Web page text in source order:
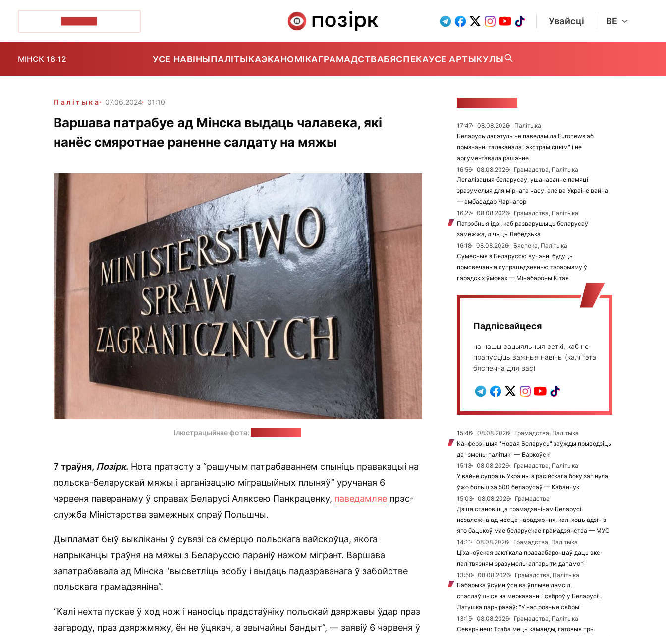
Увайсці BE
МІНСК 18:12 УСЕ НАВІНЫПАЛІТЫКАЭКАНОМІКАГРАМАДСТВАБЯСПЕКАУСЕ АРТЫКУЛЫ
Палітыка 07.06.2024 01:10
Варшава патрабуе ад Мінска выдаць чалавека, які
нанёс смяротнае раненне салдату на мяжы
Ілюстрацыйнае фота:
7 траўня, Позірк. Нота пратэсту з “рашучым патрабаваннем спыніць правакацыі на
польска-беларускай мяжы і арганізацыю міграцыйных плыняў” уручаная 6
чэрвеня паверанаму ў справах Беларусі Аляксею Панкраценку, паведамляе прэс-
служба Міністэрства замежных спраў Польшчы.
Дыпламат быў выкліканы ў сувязі са смерцю польскага вайскоўца, якога
напрыканцы траўня на мяжы з Беларуссю параніў нажом мігрант. Варшава
запатрабавала ад Мінска “высветліць асобу і выдаць падазраванага ў забойстве
польскага грамадзяніна”.
“Калі нехта пускае ў ход нож і наносіць прадстаўніку польскай дзяржавы ўдар праз
загароду, праз дзяржмяжу, ён не ўцякач, а звычайны бандыт”, — заявіў 6 чэрвеня ў
17:47 08.08.2026
Палітыка
Беларусь дагэтуль не паведаміла Euronews аб
прызнанні тэлеканала "экстрэмісцкім" і не
аргументавала рашэнне
16:56
08.08.2026
Грамадства, Палітыка
Легалізацыя беларусаў, ушанаванне памяці
зразумелыя для мірнага часу, але ва Украіне вайна
— амбасадар Чарнагор
16:27
08.08.2026
Грамадства, Палітыка
Патрэбныя ідэі, каб разварушыць беларусаў
замежжа, лічыць Лябедзька
16:18
08.08.2026
Бяспека, Палітыка
Сумесныя з Беларуссю вучэнні будуць
прысвечаныя супрацьдзеянню тэрарызму ў
гарадскіх ўмовах — Мінабароны Кітая
Падпісвайцеся
на нашы сацыяльныя сеткі, каб не
прапусціць важныя навіны (калі гэта
бяспечна для вас)
15:46 08.08.2026
Грамадства, Палітыка
Канферэнцыя "Новая Беларусь" заўжды прыводзіць
да "змены палітык" — Баркоўскі
15:13
08.08.2026
Грамадства, Палітыка
У вайне супраць Украіны з расійскага боку загінула
ўжо больш за 500 беларусаў — Кабанчук
15:03
08.08.2026
Грамадства
Дзіця становіцца грамадзянінам Беларусі
незалежна ад месца нараджэння, калі хоць адзін з
яго бацькоў мае беларускае грамадзянства — МУС
14:11
08.08.2026
Грамадства, Палітыка
Ціханоўская заклікала праваабаронцаў даць экс-
палітвязням зразумелы алгарытм дапамогі
13:50
08.08.2026
Грамадства, Палітыка
Бабарыка ўсумніўся ва ўплыве дэмсіл,
спаслаўшыся на меркаванні "сяброў у Беларусі",
Латушка парыраваў: "У нас розныя сябры"
13:15
08.08.2026
Грамадства, Палітыка
Севярынец: Трэба мець каманды, гатовыя пры